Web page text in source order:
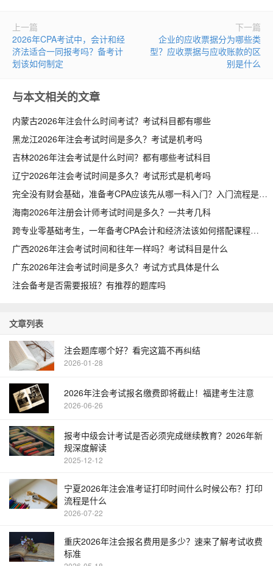
上一篇
2026年CPA考试中，会计和经
济法适合一同报考吗？备考计
划该如何制定
下一篇
企业的应收票据分为哪些类
型？应收票据与应收账款的区
别是什么
与本文相关的文章
内蒙古2026年注会什么时间考试？考试科目都有哪些
黑龙江2026年注会考试时间是多久？考试是机考吗
吉林2026年注会考试是什么时间？都有哪些考试科目
辽宁2026年注会考试时间是多久？考试形式是机考吗
完全没有财会基础，准备考CPA应该先从哪一科入门？入门流程是什么
海南2026年注册会计师考试时间是多久？一共考几科
跨专业零基础考生，一年备考CPA会计和经济法该如何搭配课程
广西2026年注会考试时间和往年一样吗？考试科目是什么
广东2026年注会考试时间是多久？考试方式具体是什么
注会备考是否需要报班？有推荐的题库吗
文章列表
注会题库哪个好？看完这篇不再纠结
2026-01-28
2026年注会考试报名缴费即将截止！福建考生注意
2026-06-26
报考中级会计考试是否必须完成继续教育？2026年新
规深度解读
2025-12-12
宁夏2026年注会准考证打印时间什么时候公布？打印
流程是什么
2026-07-22
重庆2026年注会报名费用是多少？速来了解考试收费
标准